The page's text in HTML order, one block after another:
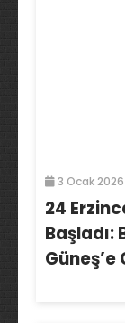
3 Ocak 2026
24